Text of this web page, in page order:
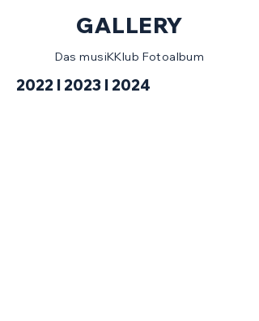
GALLERY
Das musiKKlub Fotoalbum
2022 I 2023 I 2024